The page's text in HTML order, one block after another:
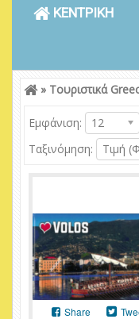
ΚΕΝΤΡΙΚΗ
» Τουριστικά
Εμφάνιση:
12
Ταξινόμηση:
Τιμή
Share